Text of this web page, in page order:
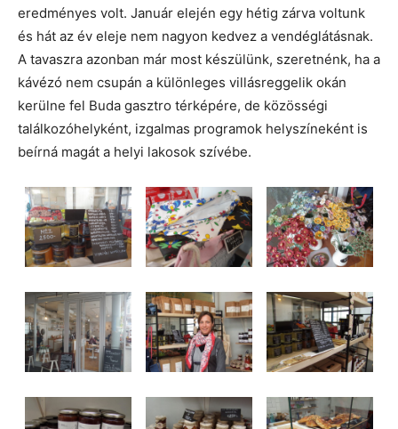
eredményes volt. Január elején egy hétig zárva voltunk
és hát az év eleje nem nagyon kedvez a vendéglátásnak.
A tavaszra azonban már most készülünk, szeretnénk, ha a
kávézó nem csupán a különleges villásreggelik okán
kerülne fel Buda gasztro térképére, de közösségi
találkozóhelyként, izgalmas programok helyszíneként is
beírná magát a helyi lakosok szívébe.